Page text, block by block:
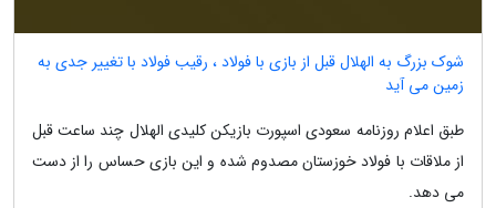
شوک بزرگ به الهلال قبل از بازی با فولاد ، رقیب فولاد با تغییر جدی به
زمین می آید
طبق اعلام روزنامه سعودی اسپورت بازیکن کلیدی الهلال چند ساعت قبل
از ملاقات با فولاد خوزستان مصدوم شده و این بازی حساس را از دست
می دهد.